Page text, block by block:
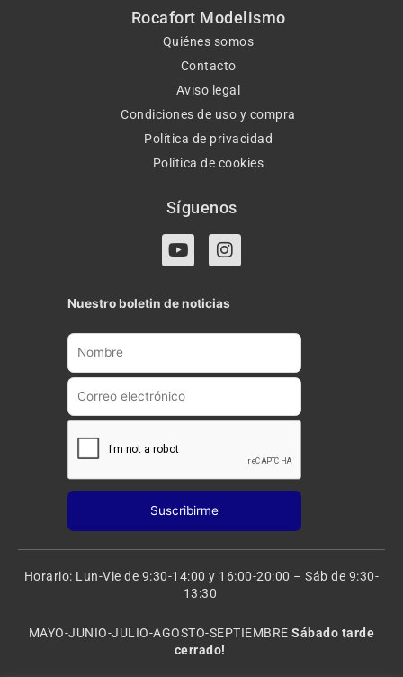
Rocafort Modelismo
Quiénes somos
Contacto
Aviso legal
Condiciones de uso y compra
Política de privacidad
Política de cookies
Síguenos
Y
o
t
u
b
I
n
t
a
g
a
Nuestro boletin de noticias
Horario: Lun-Vie de 9:30-14:00 y 16:00-20:00 – Sáb de 9:30-
13:30
MAYO-JUNIO-JULIO-AGOSTO-SEPTIEMBRESábado tarde
cerrado!